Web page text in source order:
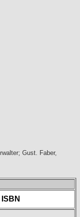
Gust. Faber,
ISBN